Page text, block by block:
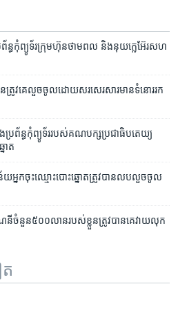
ន្ធ​កុំព្យូទ័រ​ក្រុមហ៊ុន​ថាមពល និង​នុយក្លេអ៊ែរ​សហ
ត្រូវ​គេ​លួច​ចូល​ដោយ​សរសេរ​សារ​មាន​ទំនោរ​រក​
រព័ន្ធ​កំុព្យូទ័រ​របស់​គណបក្ស​ប្រជាធិបតេយ្យ​
ោត
យ​​អ្នក​ចុះ​ឈ្មោះ​បោះឆ្នោត​ត្រូវ​បាន​លបលួច​ចូល​
នី​ចំនួន​៥០០លាន​របស់​ខ្លួន​ត្រូវ​បាន​គេ​វាយ​លុក
ត